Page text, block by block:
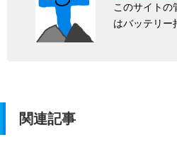
このサイトの
はバッテリー
関連記事